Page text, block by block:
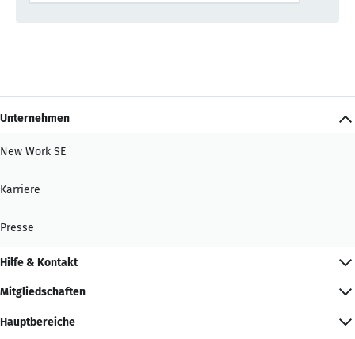
Unternehmen
New Work SE
Karriere
Presse
Hilfe & Kontakt
Mitgliedschaften
Hauptbereiche